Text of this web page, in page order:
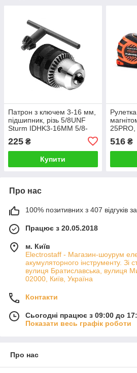
Патрон з ключем 3-16 мм,
підшипник, різь 5/8UNF
Sturm IDHK3-16MM 5/8-
225 ₴
Купити
516₴
Про нас
100% позитивних з 407 відгуків за
Працює з 20.05.2018
м. Київ
Electrostaff - Магазин-шоурум
акумуляторного інструменту. Зі
вулиця Братиславська, вулиця
02000, Київ, Україна
Контакти
Сьогодні працює з 09:00 до
Показати весь графік роботи
Про нас